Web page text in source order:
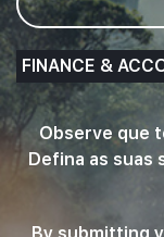
Busque
um
local
e
selecione
um
da
sugestões.
FINANCE &
Observe que
Defina as suas
By submitting